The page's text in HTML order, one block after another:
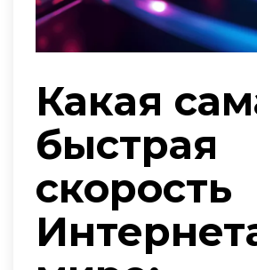
Какая
быстрая
скорость